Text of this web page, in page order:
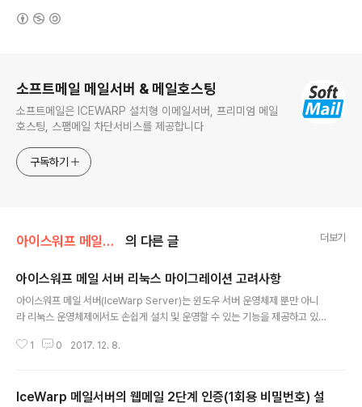
소프트메일 메일서버 & 메일호스팅
소프트메일은 ICEWARP 설치형 이메일서버, 프리미엄 메일
호스팅, 스팸메일 차단서비스를 제공합니다
구독하기
아이스워프 메일서버 의 다른 글 더보기
아이스워프 메일 서버 리눅스 마이그레이션 고려사항
아이스워프 메일 서버(IceWarp Server)는 윈도우 서버 운영체제 뿐만 아니
라 리눅스 운영체제에서도 손쉽게 설치 및 운영할 수 있는 기능을 제공하고 있
운영체제로 변경하기 위해서는 다양한 환경 및 조건을 검토해야 합니다. 본 자
해서 설명합니다. 1. 아이스워프 메일 서버 운영체제 간의 비교 아이스워프 메일
1 0 2017. 12. 8.
IceWarp 메일서버의 웹메일 2단계 인증(1회용 비밀번호) 설